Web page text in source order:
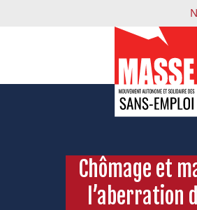
Chômage et
l’aberration